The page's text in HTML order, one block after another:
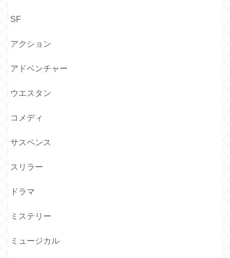
SF
アクション
アドベンチャー
ウエスタン
コメディ
サスペンス
スリラー
ドラマ
ミステリー
ミュージカル